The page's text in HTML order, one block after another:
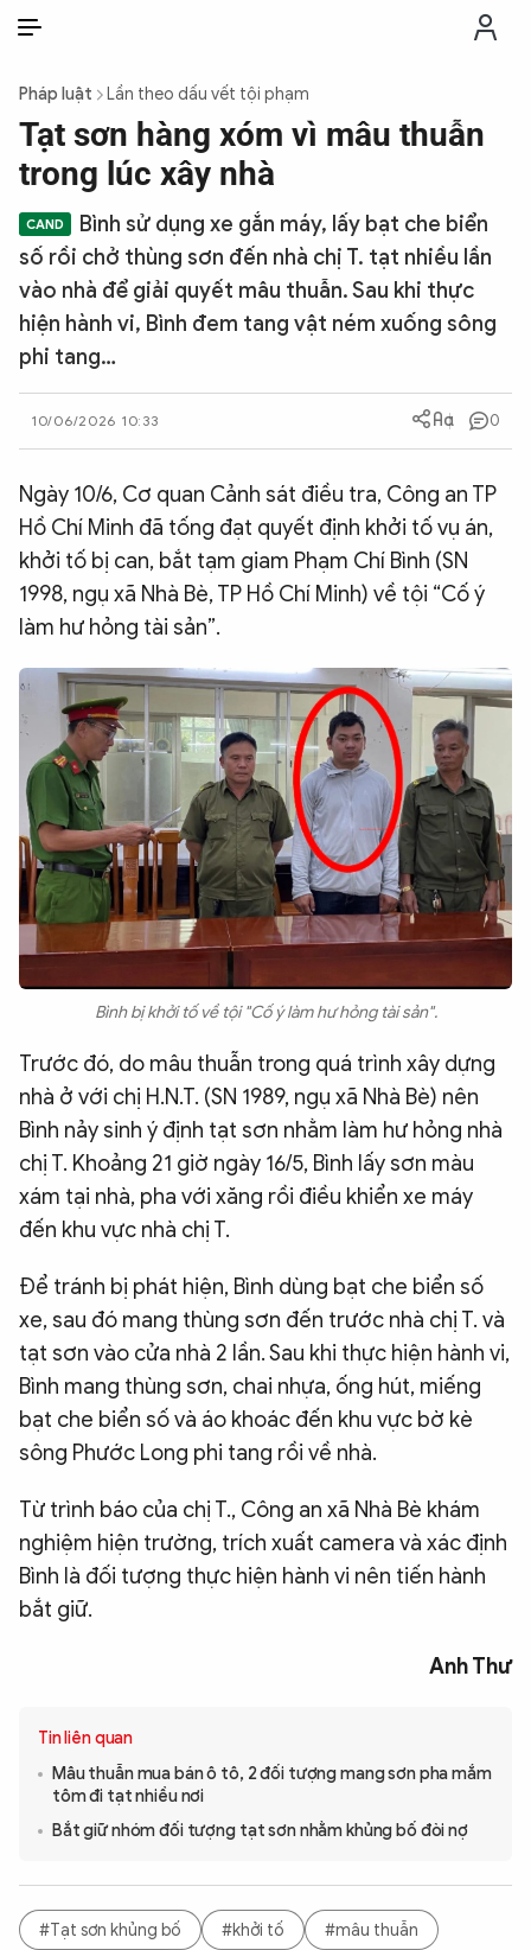
THỜI SỰ
CHỐNG DIỄN BIẾN HÒA BÌNH
CÔNG AN TRONG LÒNG DÂN
XÃ HỘI
PHÁP LUẬT
CÔNG NGHỆ
QUỐC TẾ
VĂN HÓA - THỂ THAO
BẠN ĐỌC & CAND
ĐA PHƯƠNG TIỆN
eMagazine
Podcast
Video Ảnh
Infographic
Chuyên trangAn ninh thế giới
Văn nghệ Công an
Chuyên đề
Pháp luật Lần theo dấu vết tội phạm
Tạt sơn hàng xóm vì mâu thuẫn
trong lúc xây nhà
Bình sử dụng xe gắn máy, lấy bạt che biển
số rồi chở thùng sơn đến nhà chị T. tạt nhiều lần
vào nhà để giải quyết mâu thuẫn. Sau khi thực
hiện hành vi, Bình đem tang vật ném xuống sông
phi tang…
10/06/2026 10:33 0
Ngày 10/6, Cơ quan Cảnh sát điều tra, Công an TP
Hồ Chí Minh đã tống đạt quyết định khởi tố vụ án,
khởi tố bị can, bắt tạm giam Phạm Chí Bình (SN
1998, ngụ xã Nhà Bè, TP Hồ Chí Minh) về tội “Cố ý
làm hư hỏng tài sản”.
Bình bị khởi tố về tội "Cố ý làm hư hỏng tài sản".
Trước đó, do mâu thuẫn trong quá trình xây dựng
nhà ở với chị H.N.T. (SN 1989, ngụ xã Nhà Bè) nên
Bình nảy sinh ý định tạt sơn nhằm làm hư hỏng nhà
chị T. Khoảng 21 giờ ngày 16/5, Bình lấy sơn màu
xám tại nhà, pha với xăng rồi điều khiển xe máy
đến khu vực nhà chị T.
Để tránh bị phát hiện, Bình dùng bạt che biển số
xe, sau đó mang thùng sơn đến trước nhà chị T. và
tạt sơn vào cửa nhà 2 lần. Sau khi thực hiện hành vi,
Bình mang thùng sơn, chai nhựa, ống hút, miếng
bạt che biển số và áo khoác đến khu vực bờ kè
sông Phước Long phi tang rồi về nhà.
Từ trình báo của chị T., Công an xã Nhà Bè khám
nghiệm hiện trường, trích xuất camera và xác định
Bình là đối tượng thực hiện hành vi nên tiến hành
bắt giữ.
Anh Thư
Tin liên quan
Mâu thuẫn mua bán ô tô, 2 đối tượng mang sơn pha mắm
tôm đi tạt nhiều nơi
Bắt giữ nhóm đối tượng tạt sơn nhằm khủng bố đòi nợ
#Tạt sơn khủng bố #khởi tố
#mâu thuẫn